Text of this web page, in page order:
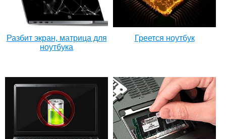
Разбит экран, матрица для
ноутбука
Греется ноутбук